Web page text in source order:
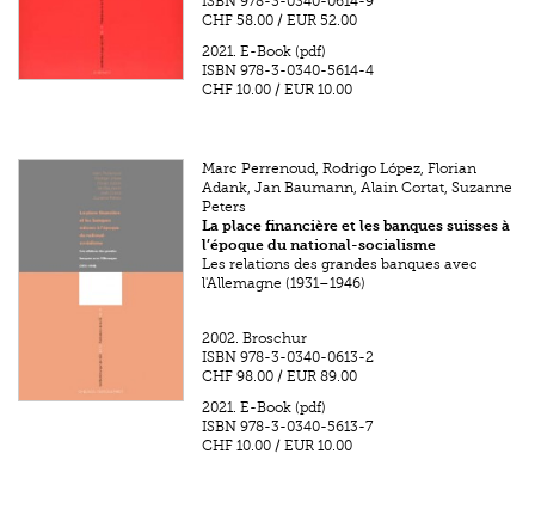
CHF 58.00 /EUR 52.00
2021. E-Book (pdf)
ISBN 978-3-0340-5614-4
CHF 10.00 /EUR 10.00
Marc Perrenoud, Rodrigo López, Florian
Adank, Jan Baumann, Alain Cortat, Suzanne
Peters
La place financière et les banques suisses à
l’époque du national-socialisme
Les relations des grandes banques avec
l'Allemagne (1931–1946)
2002. Broschur
ISBN 978-3-0340-0613-2
CHF 98.00 /EUR 89.00
2021. E-Book (pdf)
ISBN 978-3-0340-5613-7
CHF 10.00 /EUR 10.00